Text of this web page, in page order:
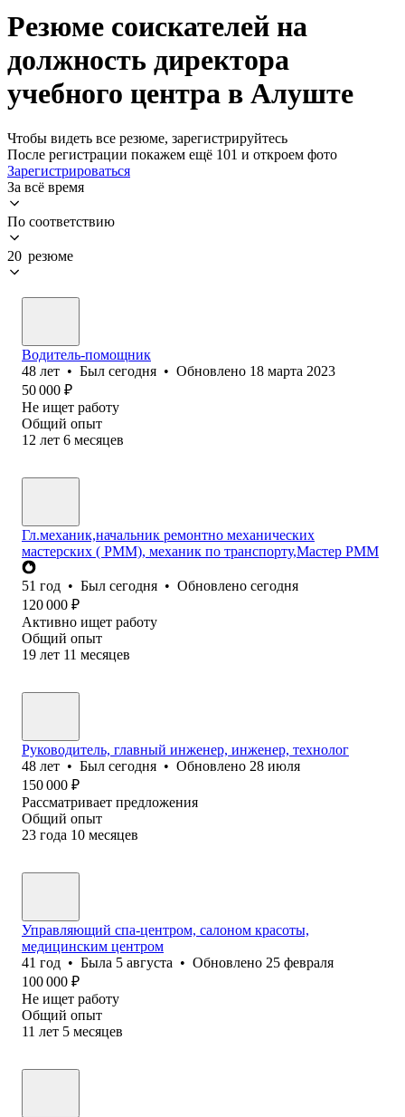
Резюме соискателей на
должность директора
учебного центра в Алуште
Чтобы видеть все резюме, зарегистрируйтесь
После регистрации покажем ещё 101 и откроем фото
Зарегистрироваться
За всё время
По соответствию
20 резюме
Водитель-помощник
48 лет • Был сегодня • Обновлено 18 марта 2023
50 000 ₽
Не ищет работу
Общий опыт
12 лет 6 месяцев
Гл.механик,начальник ремонтно механических
мастерских ( РММ), механик по транспорту,Мастер РММ
51 год • Был сегодня • Обновлено сегодня
120 000 ₽
Активно ищет работу
Общий опыт
19 лет 11 месяцев
Руководитель, главный инженер, инженер, технолог
48 лет • Был сегодня • Обновлено 28 июля
150 000 ₽
Рассматривает предложения
Общий опыт
23 года 10 месяцев
Управляющий спа-центром, салоном красоты,
медицинским центром
41 год • Была 5 августа • Обновлено 25 февраля
100 000 ₽
Не ищет работу
Общий опыт
11 лет 5 месяцев